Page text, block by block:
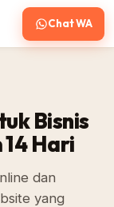
Chat WA
Bisnis
Hari
dan
yang